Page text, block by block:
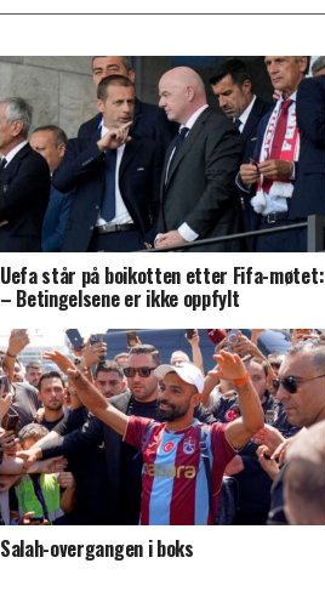
Uefa står på boikotten etter Fifa-møtet:
– Betingelsene er ikke oppfylt
Salah-overgangen i boks